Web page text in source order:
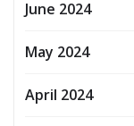
June 2024
May 2024
April 2024